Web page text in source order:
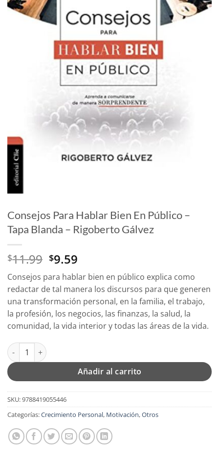
Consejos Para Hablar Bien En Público –
Tapa Blanda – Rigoberto Gálvez
$11.99 El
precio
original
era:
$11.99.
$9.59
precio
actual
es:
$9.59.
Consejos para hablar bien en público explica como
redactar de tal manera los discursos para que generen
una transformación personal, en la familia, el trabajo,
la profesión, los negocios, las finanzas, la salud, la
comunidad, la vida interior y todas las áreas de la vida.
Consejos Para Hablar Bien En Público - Tapa Blanda -
Añadir al carrito
SKU:9788419055446
Categorías:Crecimiento Personal, Motivación,Otros